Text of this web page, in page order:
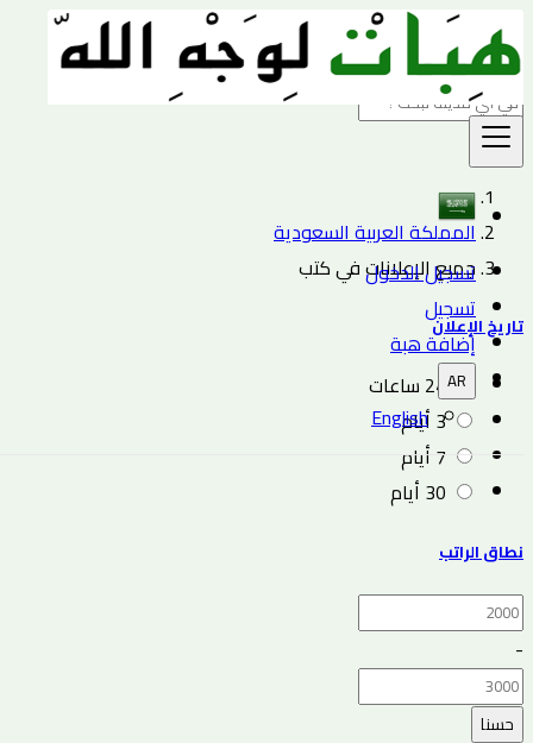
تسجيل الدخول
تسجيل
إضافة هبة
AR
English
بحث
المملكة العربية السعودية
جميع الإعلانات في كتب
تاريخ الإعلان
24 ساعات
3 أيام
7 أيام
30 أيام
نطاق الراتب
-
حسنا